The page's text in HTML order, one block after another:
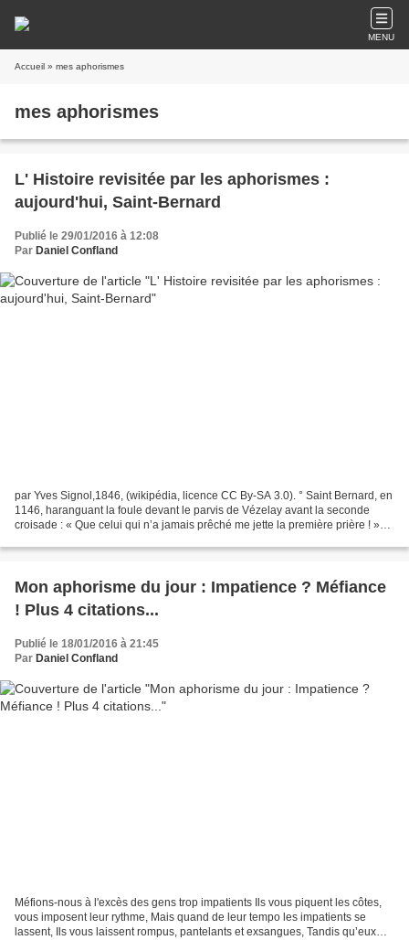
MENU
Accueil » mes aphorismes
mes aphorismes
L' Histoire revisitée par les aphorismes :
aujourd'hui, Saint-Bernard
Publié le 29/01/2016 à 12:08
Par Daniel Confland
par Yves Signol,1846, (wikipédia, licence CC By-SA 3.0). ° Saint Bernard, en
1146, haranguant la foule devant le parvis de Vézelay avant la seconde
croisade : « Que celui qui n’a jamais prêché me jette la première prière ! »
Mon aphorisme du jour : Impatience ? Méfiance
! Plus 4 citations...
Publié le 18/01/2016 à 21:45
Par Daniel Confland
Méfions-nous à l'excès des gens trop impatients Ils vous piquent les côtes,
vous imposent leur rythme, Mais quand de leur tempo les impatients se
lassent, Ils vous laissent rompus, pantelants et exsangues, Tandis qu’eux